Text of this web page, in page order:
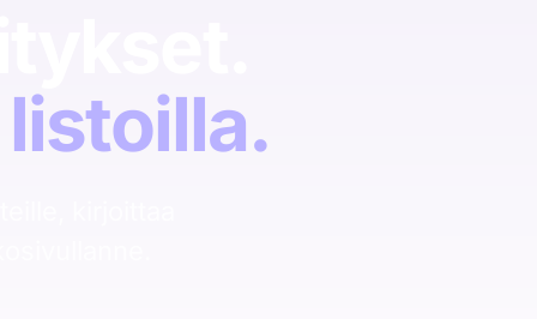
Varaa demo
kirjoittaa